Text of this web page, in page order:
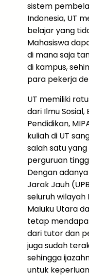
sistem
Indonesia, UT
belajar yang
Mahasiswa
di mana saja
di kampus,
para pekerja
UT memiliki
dari Ilmu Sosial,
Pendidikan,
kuliah di UT
salah satu
perguruan
Dengan
Jarak Jauh
seluruh wilayah
Maluku Utara
tetap
dari tutor dan
juga sudah
sehingga
untuk